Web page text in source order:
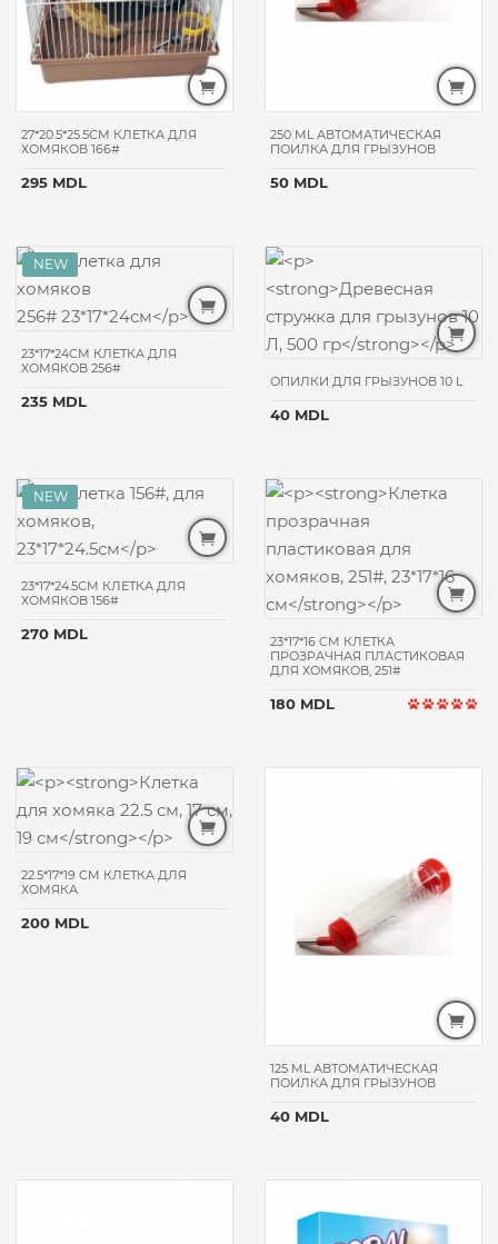
27*20.5*25.5СМ КЛЕТКА ДЛЯ
ХОМЯКОВ 166#
295 MDL
250 ML АВТОМАТИЧЕСКАЯ
ПОИЛКА ДЛЯ ГРЫЗУНОВ
50 MDL
23*17*24СМ КЛЕТКА ДЛЯ
ХОМЯКОВ 256#
235 MDL
ОПИЛКИ ДЛЯ ГРЫЗУНОВ 10 L
40 MDL
23*17*24.5СМ КЛЕТКА ДЛЯ
ХОМЯКОВ 156#
270 MDL
23*17*16 CM КЛЕТКА
ПРОЗРАЧНАЯ ПЛАСТИКОВАЯ
ДЛЯ ХОМЯКОВ, 251#
180 MDL
22.5*17*19 CM КЛЕТКА ДЛЯ
ХОМЯКА
200 MDL
125 ML АВТОМАТИЧЕСКАЯ
ПОИЛКА ДЛЯ ГРЫЗУНОВ
40 MDL